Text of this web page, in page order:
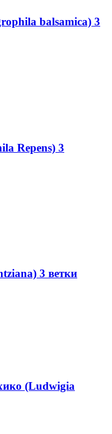
balsamica) 3
Repens) 3
3 ветки
(Ludwigia